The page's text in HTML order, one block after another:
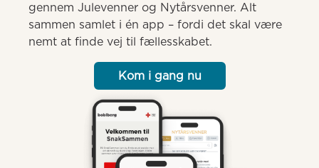
gennem Julevenner og Nytårsvenner. Alt
sammen samlet i én app – fordi det skal være
nemt at finde vej til fællesskabet.
Kom i gang nu